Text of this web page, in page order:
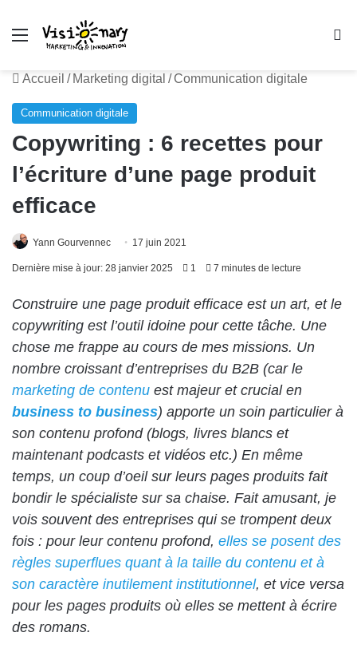
Menu
Accueil / Marketing digital /Communication digitale
Communication digitale
Copywriting : 6 recettes pour
l’écriture d’une page produit
efficace
Yann Gourvennec 17 juin 2021
Dernière mise à jour: 28 janvier 2025 1 7 minutes de lecture
Construire une page produit efficace est un art, et le
copywriting est l’outil idoine pour cette tâche. Une
chose me frappe au cours de mes missions. Un
nombre croissant d’entreprises du B2B (car le
marketing de contenu est majeur et crucial en
business to business) apporte un soin particulier à
son contenu profond (blogs, livres blancs et
maintenant podcasts et vidéos etc.) En même
temps, un coup d’oeil sur leurs pages produits fait
bondir le spécialiste sur sa chaise. Fait amusant, je
vois souvent des entreprises qui se trompent deux
fois : pour leur contenu profond, elles se posent des
règles superflues quant à la taille du contenu et à
son caractère inutilement institutionnel, et vice versa
pour les pages produits où elles se mettent à écrire
des romans.